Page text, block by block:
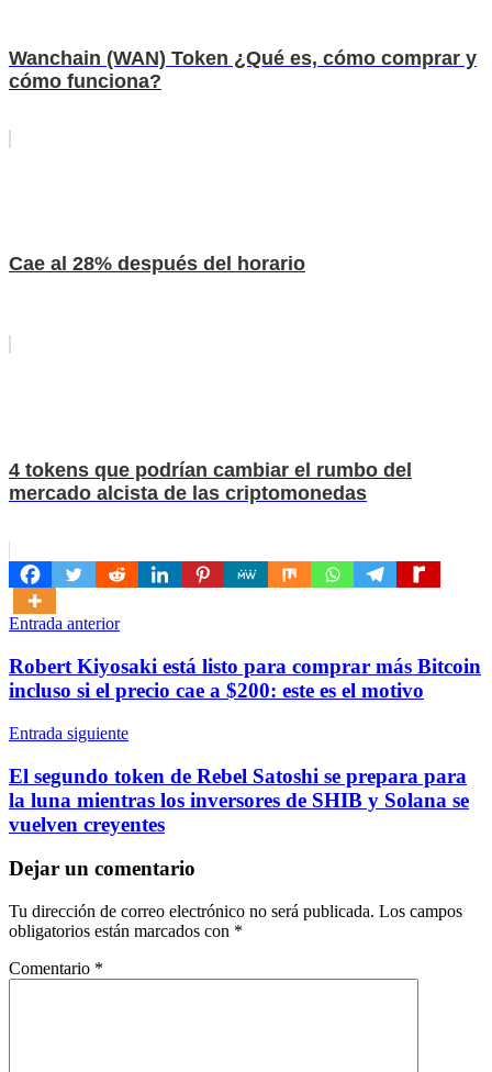
Wanchain (WAN) Token ¿Qué es, cómo comprar y
cómo funciona?
Cae al 28% después del horario
4 tokens que podrían cambiar el rumbo del
mercado alcista de las criptomonedas
Navegación
de
entradas
Entrada anterior
Robert Kiyosaki está listo para comprar más Bitcoin
incluso si el precio cae a $200: este es el motivo
Entrada siguiente
El segundo token de Rebel Satoshi se prepara para
la luna mientras los inversores de SHIB y Solana se
vuelven creyentes
Dejar un comentario
Tu dirección de correo electrónico no será publicada. Los campos
obligatorios están marcados con *
Comentario *